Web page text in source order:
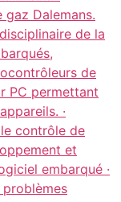
Dalemans.
de la
de
PC permettant
·
contrôle de
et
embarqué ·
problèmes